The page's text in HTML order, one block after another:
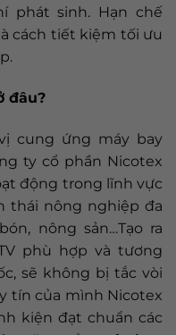
phát sinh. Hạn chế
cách tiết kiệm tối ưu
đâu?
cung ứng máy bay
ty cổ phần Nicotex
động trong lĩnh vực
thái nông nghiệp đa
nông sản…Tạo ra
phù hợp và tương
sẽ không bị tắc vòi
tín của mình Nicotex
kiện đạt chuẩn các